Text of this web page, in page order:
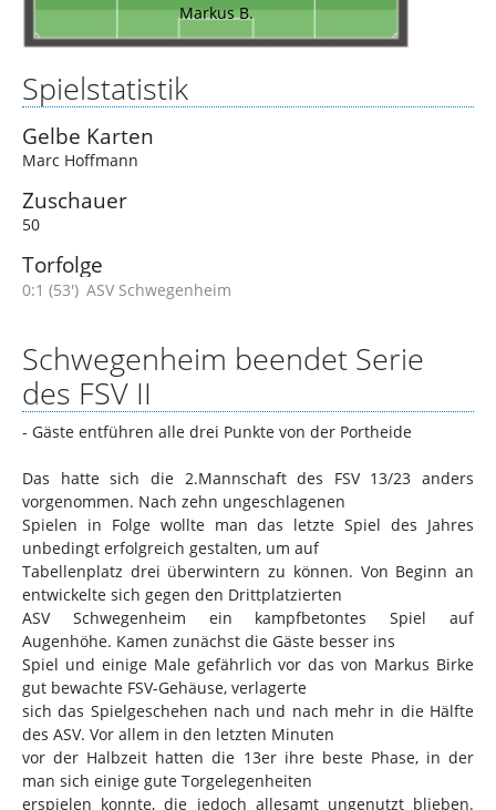
Markus B.
Spielstatistik
Gelbe Karten
Marc Hoffmann
Zuschauer
50
Torfolge
0:1 (53') ASV Schwegenheim
Schwegenheim beendet Serie
des FSV II
- Gäste entführen alle drei Punkte von der Portheide
Das hatte sich die 2.Mannschaft des FSV 13/23 anders
vorgenommen. Nach zehn ungeschlagenen
Spielen in Folge wollte man das letzte Spiel des Jahres
unbedingt erfolgreich gestalten, um auf
Tabellenplatz drei überwintern zu können. Von Beginn an
entwickelte sich gegen den Drittplatzierten
ASV Schwegenheim ein kampfbetontes Spiel auf
Augenhöhe. Kamen zunächst die Gäste besser ins
Spiel und einige Male gefährlich vor das von Markus Birke
gut bewachte FSV-Gehäuse, verlagerte
sich das Spielgeschehen nach und nach mehr in die Hälfte
des ASV. Vor allem in den letzten Minuten
vor der Halbzeit hatten die 13er ihre beste Phase, in der
man sich einige gute Torgelegenheiten
erspielen konnte, die jedoch allesamt ungenutzt blieben.